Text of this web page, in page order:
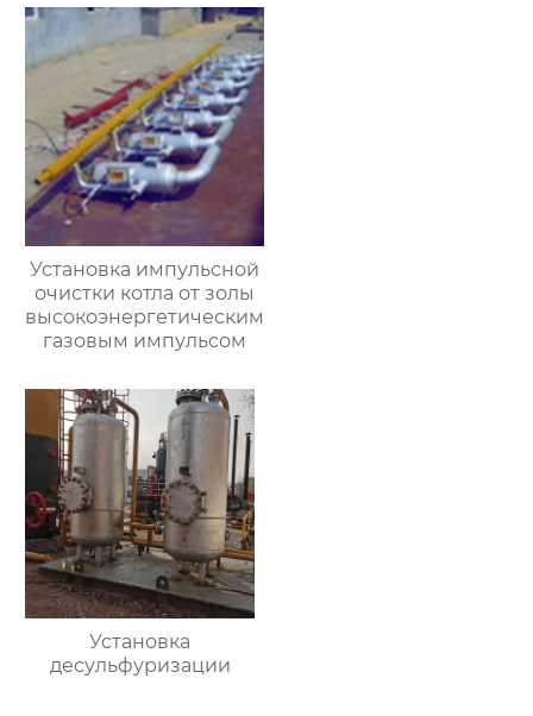
Установка импульсной
очистки котла от золы
высокоэнергетическим
газовым импульсом
Установка
десульфуризации